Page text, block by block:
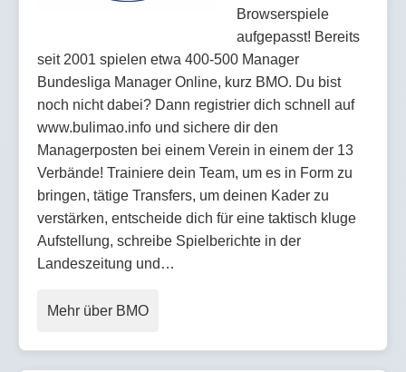
Browserspiele
aufgepasst! Bereits
seit 2001 spielen etwa 400-500 Manager
Bundesliga Manager Online, kurz BMO. Du bist
noch nicht dabei? Dann registrier dich schnell auf
www.bulimao.info und sichere dir den
Managerposten bei einem Verein in einem der 13
Verbände! Trainiere dein Team, um es in Form zu
bringen, tätige Transfers, um deinen Kader zu
verstärken, entscheide dich für eine taktisch kluge
Aufstellung, schreibe Spielberichte in der
Landeszeitung und…
Mehr über BMO